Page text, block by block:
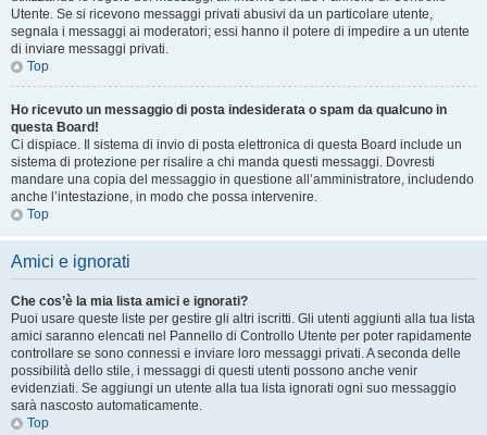
Utente. Se si ricevono messaggi privati ​​abusivi da un particolare utente,
segnala i messaggi ai moderatori; essi hanno il potere di impedire a un utente
di inviare messaggi privati​​.
Top
Ho ricevuto un messaggio di posta indesiderata o spam da qualcuno in
questa Board!
Ci dispiace. Il sistema di invio di posta elettronica di questa Board include un
sistema di protezione per risalire a chi manda questi messaggi. Dovresti
mandare una copia del messaggio in questione all’amministratore, includendo
anche l’intestazione, in modo che possa intervenire.
Top
Amici e ignorati
Che cos’è la mia lista amici e ignorati?
Puoi usare queste liste per gestire gli altri iscritti. Gli utenti aggiunti alla tua lista
amici saranno elencati nel Pannello di Controllo Utente per poter rapidamente
controllare se sono connessi e inviare loro messaggi privati. A seconda delle
possibilità dello stile, i messaggi di questi utenti possono anche venir
evidenziati. Se aggiungi un utente alla tua lista ignorati ogni suo messaggio
sarà nascosto automaticamente.
Top